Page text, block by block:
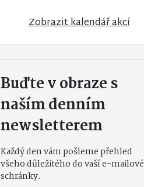
Zobrazit kalendář akcí
Buďte v obraze s
naším denním
newsletterem
Každý den vám pošleme přehled
všeho důležitého do vaší e-mailové
schránky.